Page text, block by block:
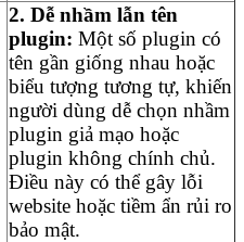
2. Dễ nhầm lẫn tên
plugin: Một số plugin có
tên gần giống nhau hoặc
biểu tượng tương tự, khiến
người dùng dễ chọn nhầm
plugin giả mạo hoặc
plugin không chính chủ.
Điều này có thể gây lỗi
website hoặc tiềm ẩn rủi ro
bảo mật.